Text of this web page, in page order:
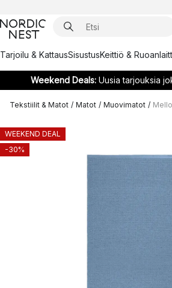
Tarjoilu & KattausSisustusKeittiö &
Weekend Deals:Uusia tarjouksia
Tekstiilit & Matot / Matot / Muovimatot /
WEEKEND DEAL
-30%